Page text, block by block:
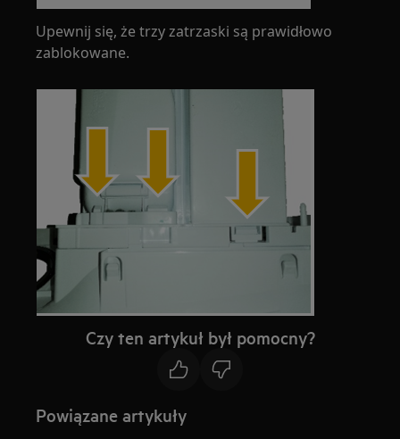
Upewnij się, że trzy zatrzaski są prawidłowo
zablokowane.
Czy ten artykuł był pomocny?
Powiązane artykuły